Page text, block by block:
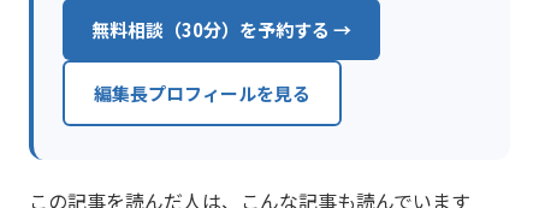
無料相談（30分）を予約する →
編集長プロフィールを見る
この記事を読んだ人は、こんな記事も読んでいます